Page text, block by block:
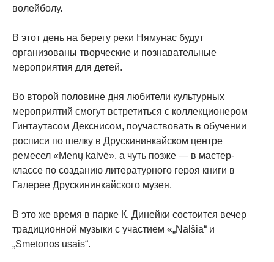
волейболу.
В этот день на берегу реки Нямунас будут
организованы творческие и познавательные
мероприятия для детей.
Во второй половине дня любители культурных
мероприятий смогут встретиться с коллекционером
Гинтаутасом Декснисом, поучаствовать в обучении
росписи по шелку в Друскининкайском центре
ремесел «Menų kalvė», а чуть позже — в мастер-
классе по созданию литературного героя книги в
Галерее Друскининкайского музея.
В это же время в парке К. Динейки состоится вечер
традиционной музыки с участием «„Nalšia“ и
„Smetonos ūsais“.